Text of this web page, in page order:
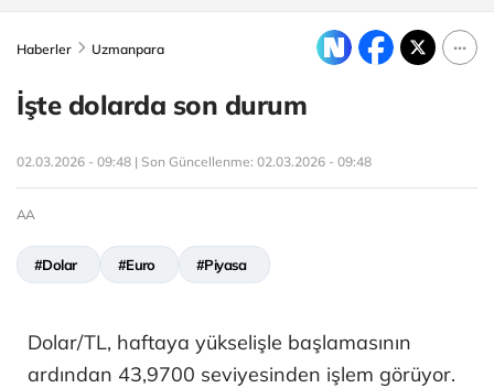
Haberler Uzmanpara
İşte dolarda son durum
02.03.2026 - 09:48 | Son Güncellenme: 02.03.2026 - 09:48
AA
#Dolar #Euro #Piyasa
Dolar/TL, haftaya yükselişle başlamasının
ardından 43,9700 seviyesinden işlem görüyor.